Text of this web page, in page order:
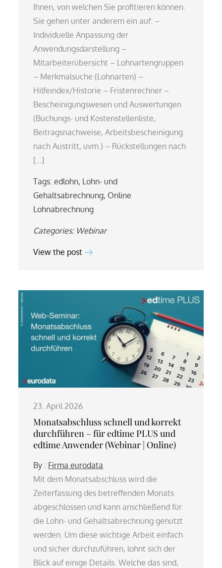
Ihnen, von welchen Sie profitieren können.
Sie gehen unter anderem ein auf: –
Individuelle Anpassung der
Anwendungsdarstellung –
Mitarbeiterübersicht – Lohnartengruppen
– Merkmalsuche (Lohnarten) –
Hilfeindex/Historie – Fristenrechner –
Bescheinigungswesen und Auswertungen
(Buchungs- und Kostenstellenliste,
Beitragsnachweise, Arbeitsbescheinigung
nach Austritt, uvm.) – Rückstellungen nach
[…]
Tags:edlohn, Lohn- und
Gehaltsabrechnung, Online
Lohnabrechnung
Categories: Webinar
View the post
23. April 2026
Monatsabschluss schnell und korrekt
durchführen – für edtime PLUS und
edtime Anwender (Webinar | Online)
By : Firma eurodata
Mit dem Monatsabschluss wird die
Zeiterfassung des betreffenden Monats
abgeschlossen und kann anschließend für
die Lohn- und Gehaltsabrechnung genutzt
werden. Um diese wichtige Arbeit einfach
und sicher durchzuführen, lohnt sich der
Blick auf einige Details. Welche das sind,